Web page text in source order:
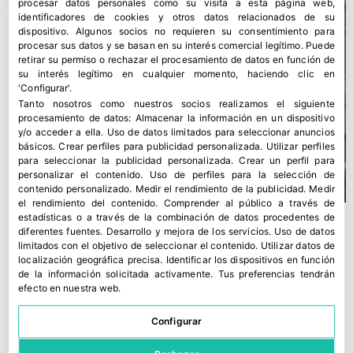
procesar datos personales como su visita a esta página web,
identificadores de cookies y otros datos relacionados de su
dispositivo. Algunos socios no requieren su consentimiento para
procesar sus datos y se basan en su interés comercial legítimo. Puede
retirar su permiso o rechazar el procesamiento de datos en función de
su interés legítimo en cualquier momento, haciendo clic en
'Configurar'.
Tanto nosotros como nuestros socios realizamos el siguiente
procesamiento de datos: Almacenar la información en un dispositivo
y/o acceder a ella. Uso de datos limitados para seleccionar anuncios
básicos.Crear perfiles para publicidad personalizada. Utilizar perfiles
para seleccionar la publicidad personalizada.Crear un perfil para
personalizar el contenido. Uso de perfiles para la selección de
contenido personalizado. Medir el rendimiento de la publicidad. Medir
el rendimiento del contenido.Comprender al público a través de
estadísticas o a través de la combinación de datos procedentes de
diferentes fuentes. Desarrollo y mejora de los servicios. Uso de datos
limitados con el objetivo de seleccionar el contenido. Utilizar datos de
localización geográfica precisa. Identificar los dispositivos en función
de la información solicitada activamente. Tus preferencias tendrán
efecto en nuestra web.
Configurar